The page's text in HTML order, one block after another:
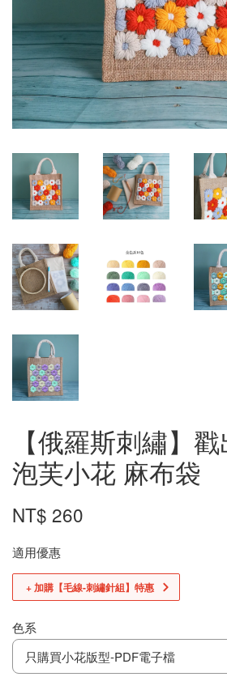
【俄羅斯刺繡】
泡芙小花 麻布袋
NT$ 260
適用優惠
+ 加購【毛線-刺繡針組】特惠
色系